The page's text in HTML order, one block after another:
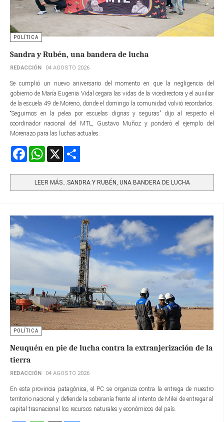
POLÍTICA
Sandra y Rubén, una bandera de lucha
REDACCIÓN 04 AGOSTO 2026
Se cumplió un nuevo aniversario del momento en que la negligencia del
gobierno de María Eugenia Vidal cegara las vidas de la vicedirectora y el auxiliar
de la escuela 49 de Moreno, donde el domingo la comunidad volvió recordarlos.
“Seguimos en la pelea por escuelas dignas y seguras” dijo al respecto el
coordinador nacional del MTL, Gustavo Muñoz y ponderó el ejemplo del
Morenazo para las luchas actuales.
FacebookWhatsApp
LEER MÁS…SANDRA Y RUBÉN, UNA BANDERA DE LUCHA
POLÍTICA
Neuquén en pie de lucha contra la extranjerización de la
tierra
REDACCIÓN 04 AGOSTO 2026
En esta provincia patagónica, el PC se organiza contra la entrega de nuestro
territorio nacional y defiende la soberanía frente al intento de Milei de entregar al
capital trasnacional los recursos naturales y económicos del país.